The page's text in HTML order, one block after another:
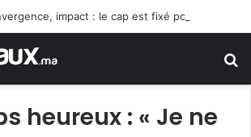
heureux : « Je ne